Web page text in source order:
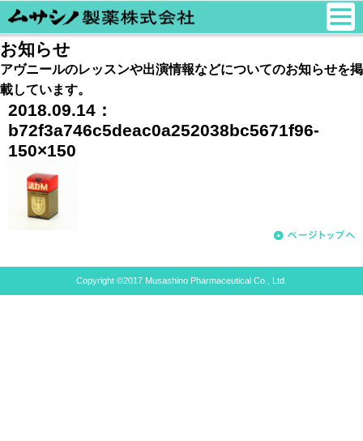
お知らせ
アヴニールのレッスンや出演情報などについてのお知らせを掲
載しています。
2018.09.14：
b72f3a746c5deac0a252038bc5671f96-
150×150
Copyright ©2017 Musashino Pharmaceutical Co., Ltd.